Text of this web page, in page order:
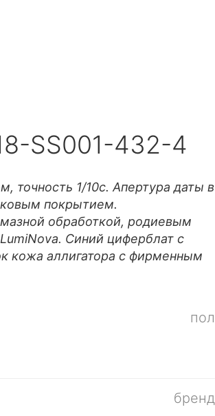
SS001-432-4
точность 1/10с. Апертура даты в
покрытием.
обработкой, родиевым
Синий циферблат с
кожа аллигатора с фирменным
пол
бренд